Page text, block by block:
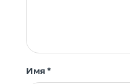
Имя*